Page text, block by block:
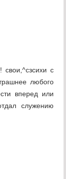
с
любого
вперед или
служению